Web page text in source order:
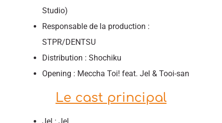
Studio)
Responsable de la production :
STPR/DENTSU
Distribution : Shochiku
Opening : Meccha Toi! feat. Jel & Tooi-san
Le cast principal